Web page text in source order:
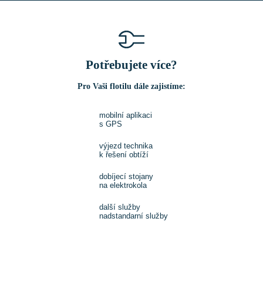
Potřebujete více?
Pro Vaši flotilu dále zajistíme:
mobilní aplikaci
s GPS
výjezd technika
k řešení obtíží
dobíjecí stojany
na elektrokola
další služby
nadstandarní služby